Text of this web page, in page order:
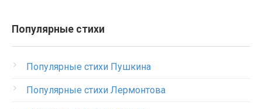
Популярные стихи
Популярные стихи Пушкина
Популярные стихи Лермонтова